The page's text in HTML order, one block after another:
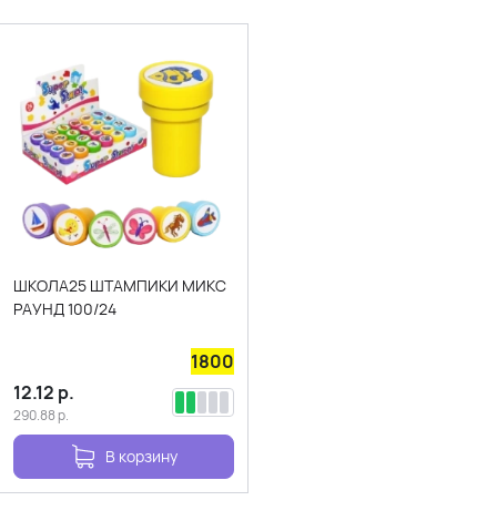
ШКОЛА25 ШТАМПИКИ МИКС
РАУНД 100/24
1800
12.12 р.
290.88р.
В корзину